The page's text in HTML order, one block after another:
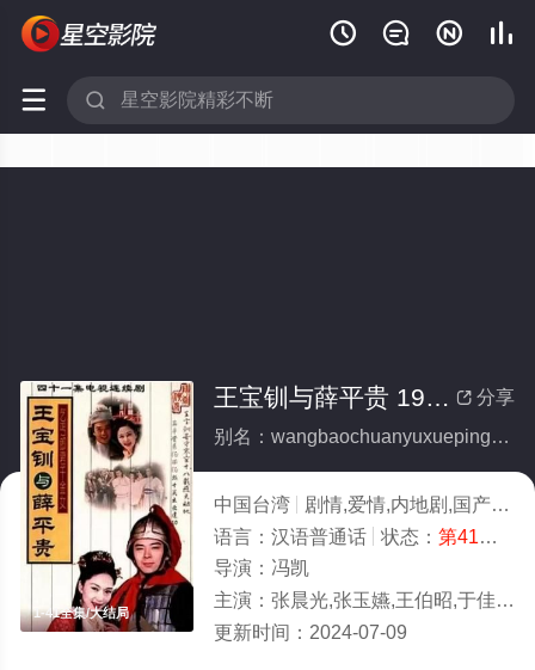
   
 
1-41全集/大结局
 分享
王宝钏与薛平贵 1999(全集)
别名：wangbaochuanyuxuepinggui1999
中国台湾 剧情,爱情,内地剧,国产
语言： 汉语普通话 状态： 第41集完结
导演： 冯凯
主演： 张晨光,张玉嬿,王伯昭,于佳卉,李滔,李静美
更新时间： 2024-07-09